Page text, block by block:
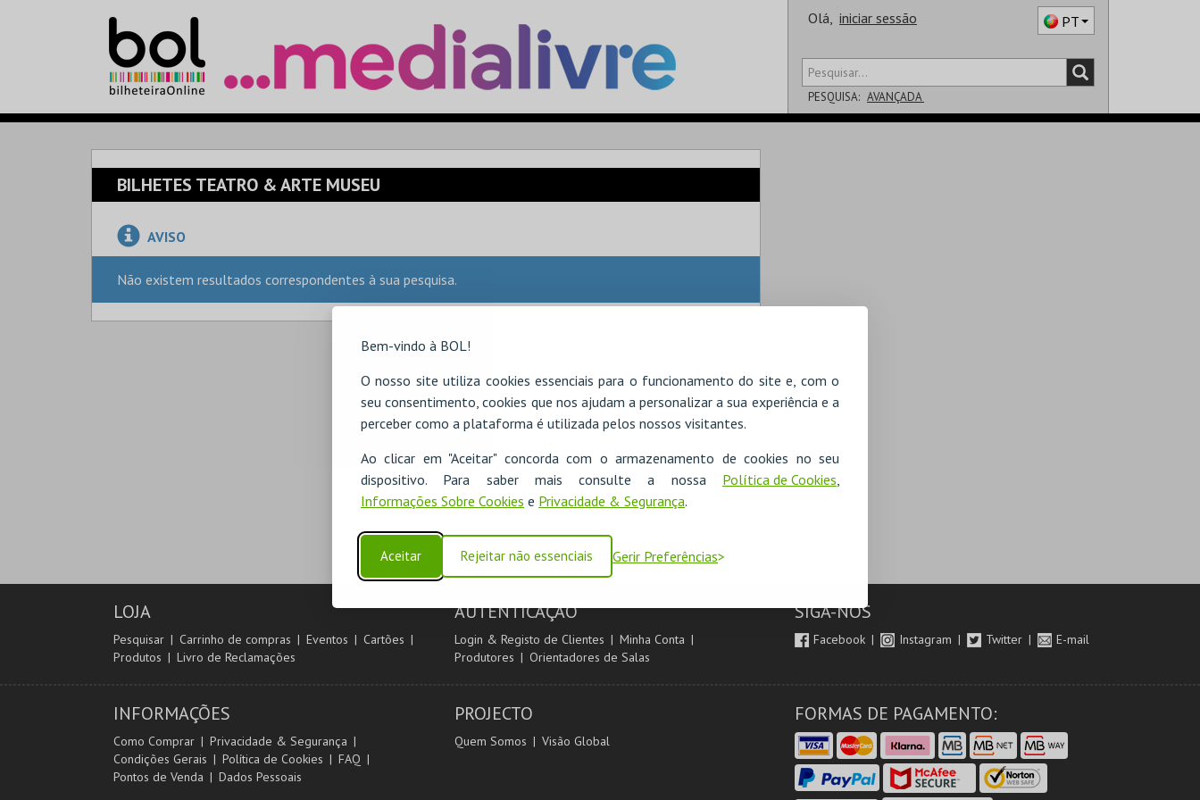
Bem-vindo à BOL!
O nosso site utiliza cookies essenciais para o funcionamento do site e, com o
seu consentimento, cookies que nos ajudam a personalizar a sua experiência e a
perceber como a plataforma é utilizada pelos nossos visitantes.
Ao clicar em "Aceitar" concorda com o armazenamento de cookies no seu
dispositivo. Para saber mais consulte a nossa Política de Cookies,
Informações Sobre Cookies e Privacidade & Segurança.
Aceitar Rejeitar não essenciais Gerir Preferências
Olá, iniciar sessão PT
PESQUISA: AVANÇADA
BILHETES TEATRO & ARTE MUSEU
AVISO
Não existem resultados correspondentes à sua pesquisa.
LOJA
Pesquisar Carrinho de compras Eventos
Cartões
Produtos
Livro de Reclamações
AUTENTICAÇÃO
Login & Registo de Clientes
Minha Conta
Produtores
Orientadores de Salas
SIGA-NOS
Facebook Instagram Twitter E-mail
INFORMAÇÕES
Como Comprar
Privacidade & Segurança
Condições Gerais
Política de Cookies
FAQ
Pontos de Venda
Dados Pessoais
PROJECTO
Quem Somos Visão Global
FORMAS DE PAGAMENTO: